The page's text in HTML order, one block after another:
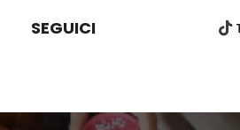
G
SEGUICI